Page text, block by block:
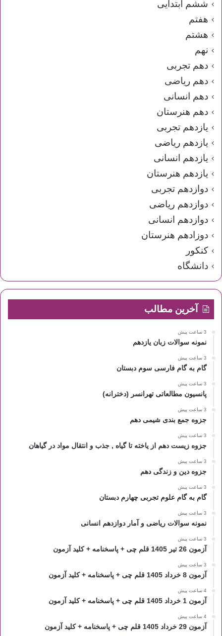
ششم ابتدایی
هفتم
هشتم
نهم
دهم تجربی
دهم ریاضی
دهم انسانی
دهم هنرستان
یازدهم تجربی
یازدهم ریاضی
یازدهم انسانی
یازدهم هنرستان
دوازدهم تجربی
دوازدهم ریاضی
دوازدهم انسانی
دوزادهم هنرستان
کنکور
دانشگاه
آخرین مطالب
3 ساعت پیش
نمونه سوالات زبان یازدهم
3 ساعت پیش
گام به گام فارسی سوم دبستان
3 ساعت پیش
پانسیون مطالعاتی تهرانسر (دخترانه)
3 ساعت پیش
جزوه جمع بندی شیمی دهم
3 ساعت پیش
جزوه زیست دهم از یاخته تا گیاه , جذب و انتقال مواد در گیاهان
3 ساعت پیش
جزوه دین و زندگی دهم
3 ساعت پیش
گام به گام علوم تجربی چهارم دبستان
3 ساعت پیش
نمونه سوالات ریاضی و آمار دوازدهم انسانی
3 ساعت پیش
آزمون 26 تیر 1405 قلم چی + پاسخنامه + کلید آزمون
3 ساعت پیش
آزمون 8 خرداد 1405 قلم چی + پاسخنامه + کلید آزمون
4 ساعت پیش
آزمون 1 خرداد 1405 قلم چی + پاسخنامه + کلید آزمون
4 ساعت پیش
آزمون 29 خرداد 1405 قلم چی + پاسخنامه + کلید آزمون